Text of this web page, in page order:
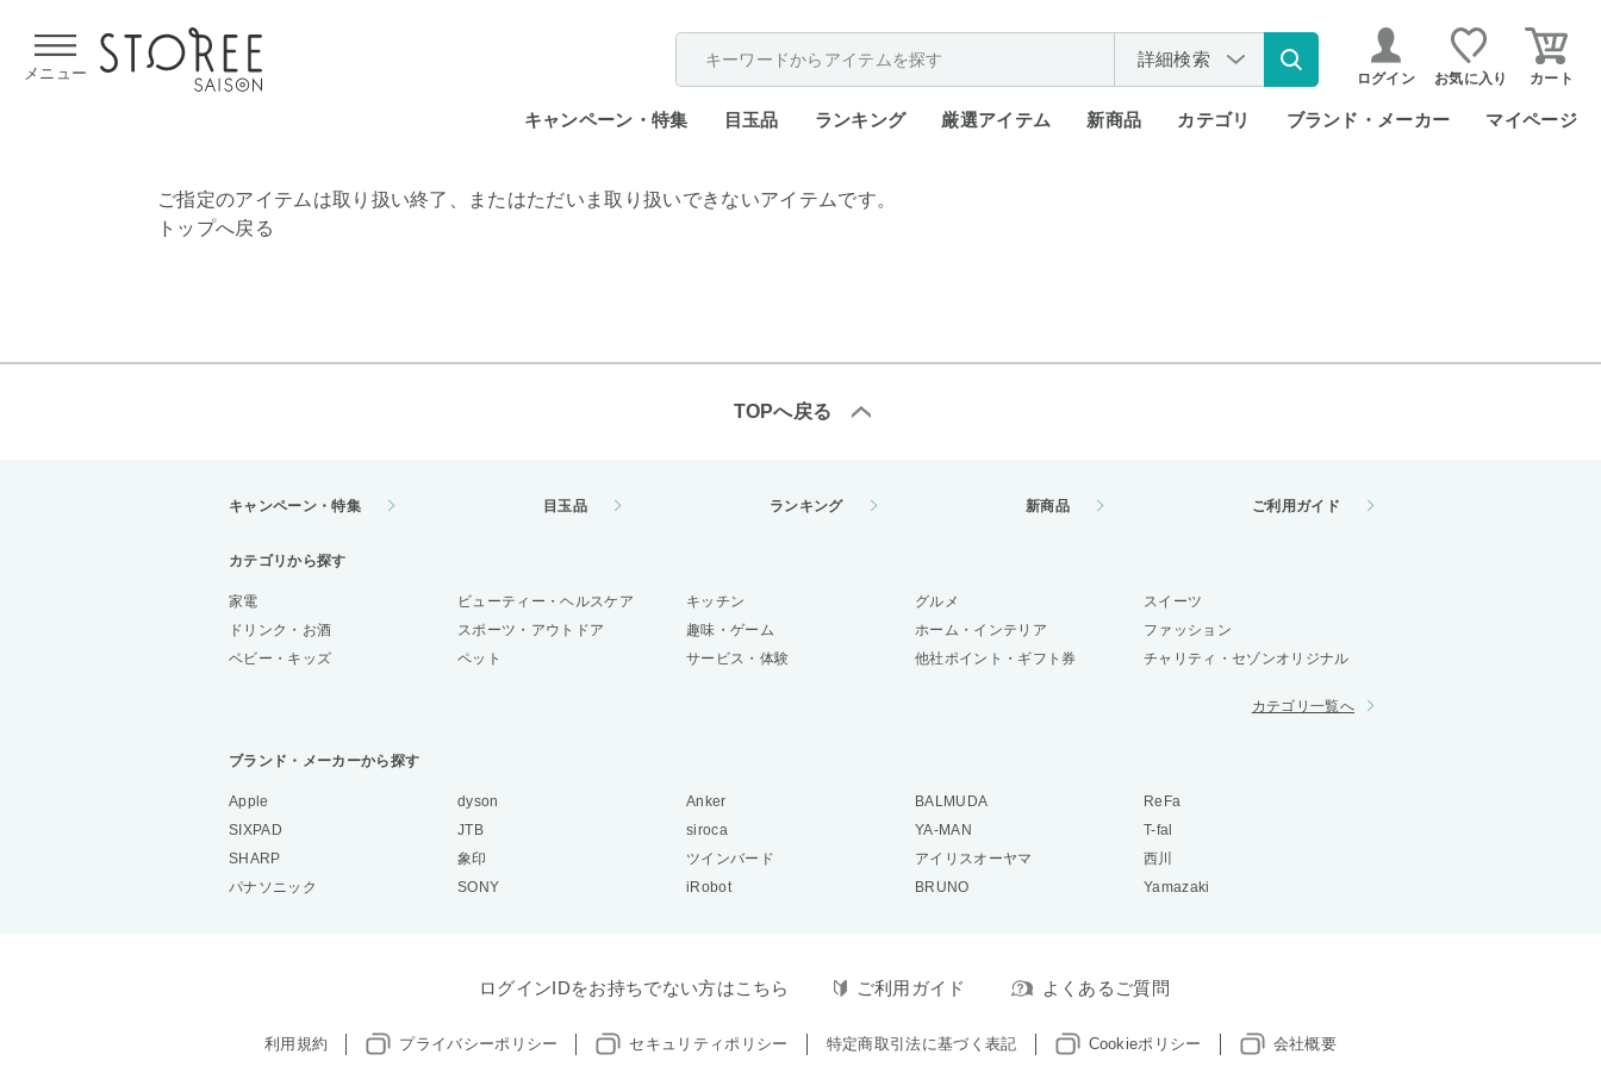
メニュー
詳細検索
ログイン お気に入り カート
キャンペーン・特集 目玉品 ランキング 厳選アイテム 新商品 カテゴリ ブランド・メーカー マイページ
ご指定のアイテムは取り扱い終了、またはただいま取り扱いできないアイテムです。
トップへ戻る
TOPへ戻る
キャンペーン・特集 目玉品 ランキング 新商品 ご利用ガイド
カテゴリから探す
家電 ビューティー・ヘルスケア キッチン グルメ
スイーツ
ドリンク・お酒
スポーツ・アウトドア 趣味・ゲーム ホーム・インテリア
ファッション
ベビー・キッズ
ペット サービス・体験 他社ポイント・ギフト券 チャリティ・セゾンオリジナル
カテゴリ一覧へ
ブランド・メーカーから探す
Apple dyson Anker BALMUDA
ReFa
SIXPAD
JTB siroca YA-MAN
T-fal
SHARP
象印 ツインバード アイリスオーヤマ
西川
パナソニック
SONY iRobot BRUNO Yamazaki
ログインIDをお持ちでない方はこちら ご利用ガイド よくあるご質問
利用規約 プライバシーポリシー セキュリティポリシー 特定商取引法に基づく表記 Cookieポリシー 会社概要